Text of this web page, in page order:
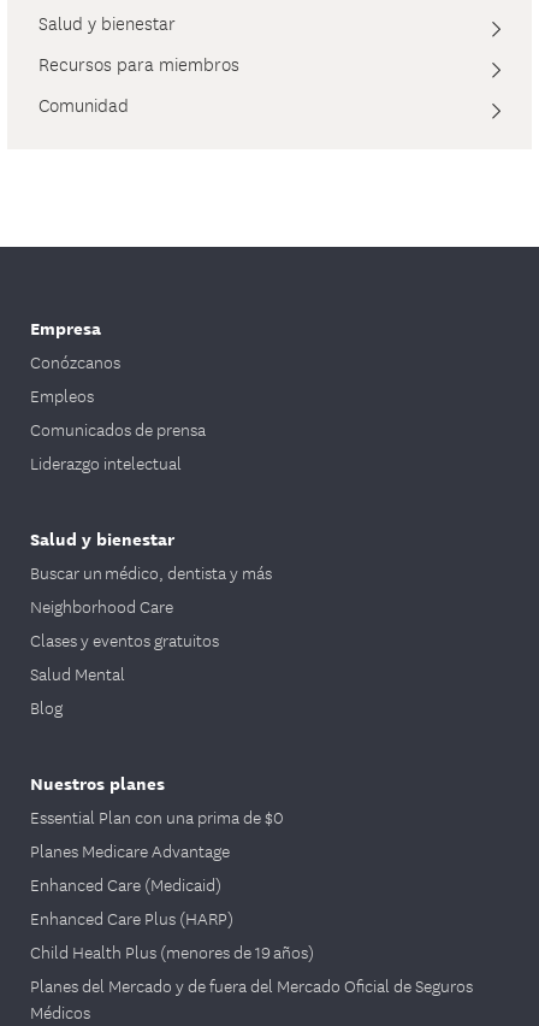
Salud y bienestar
Recursos para miembros
Comunidad
Empresa
Conózcanos
Empleos
Comunicados de prensa
Liderazgo intelectual
Salud y bienestar
Buscar un médico, dentista y más
Neighborhood Care
Clases y eventos gratuitos
Salud Mental
Blog
Nuestros planes
Essential Plan con una prima de $0
Planes Medicare Advantage
Enhanced Care (Medicaid)
Enhanced Care Plus (HARP)
Child Health Plus (menores de 19 años)
Planes del Mercado y de fuera del Mercado Oficial de Seguros
Médicos